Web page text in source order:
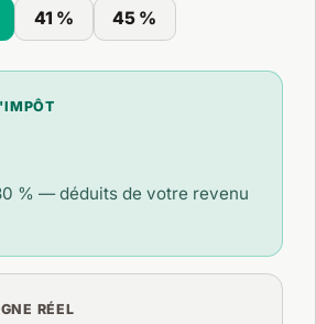
41 % 45 %
% — déduits de votre revenu
RÉEL